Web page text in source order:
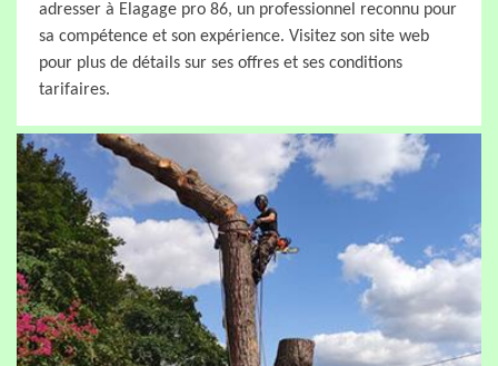
adresser à Elagage pro 86, un professionnel reconnu pour
sa compétence et son expérience. Visitez son site web
pour plus de détails sur ses offres et ses conditions
tarifaires.